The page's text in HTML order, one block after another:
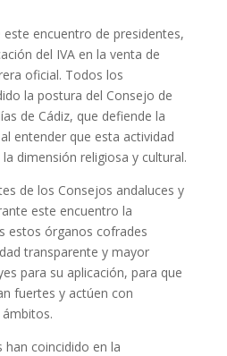
encuentro de presidentes,
del IVA en la venta de
oficial. Todos los
la postura del Consejo de
de Cádiz, que defiende la
entender que esta actividad
dimensión religiosa y cultural.
de los Consejos andaluces y
este encuentro la
estos órganos cofrades
transparente y mayor
para su aplicación, para que
fuertes y actúen con
coincidido en la